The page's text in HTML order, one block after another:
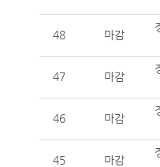
48 마감
47 마감
46 마감
45 마감